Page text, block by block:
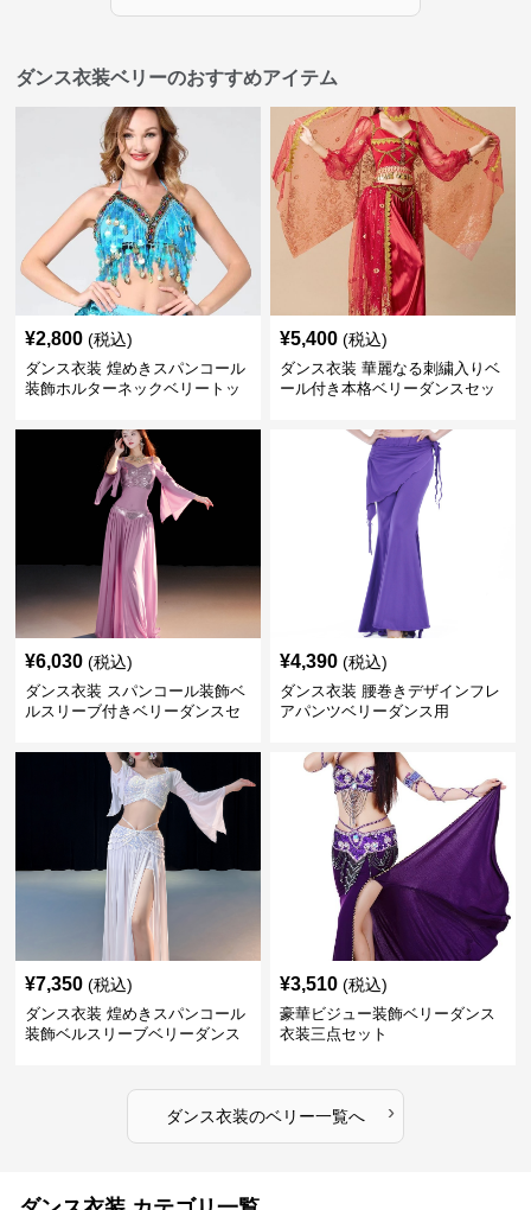
ダンス衣装ベリーのおすすめアイテム
¥2,800 (税込)
ダンス衣装 煌めきスパンコール
装飾ホルターネックベリートッ
¥5,400 (税込)
ダンス衣装 華麗なる刺繍入りベ
ール付き本格ベリーダンスセッ
¥6,030 (税込)
ダンス衣装 スパンコール装飾ベ
ルスリーブ付きベリーダンスセ
¥4,390 (税込)
ダンス衣装 腰巻きデザインフレ
アパンツベリーダンス用
¥7,350 (税込)
ダンス衣装 煌めきスパンコール
装飾ベルスリーブベリーダンス
¥3,510 (税込)
豪華ビジュー装飾ベリーダンス
衣装三点セット
ダンス衣装のベリー一覧へ ›